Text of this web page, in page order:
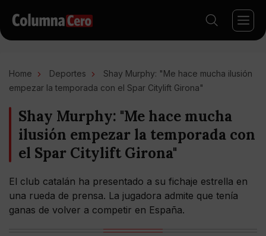
Home Deportes
Shay Murphy: "Me hace mucha ilusión
empezar la temporada con el Spar Citylift Girona"
Shay Murphy: "Me hace mucha
ilusión empezar la temporada con
el Spar Citylift Girona"
El club catalán ha presentado a su fichaje estrella en
una rueda de prensa. La jugadora admite que tenía
ganas de volver a competir en España.